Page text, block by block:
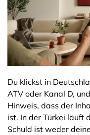
Du klickst in
ATV oder Kanal D,
Hinweis, dass der
ist. In der Türkei läuft
Schuld ist weder